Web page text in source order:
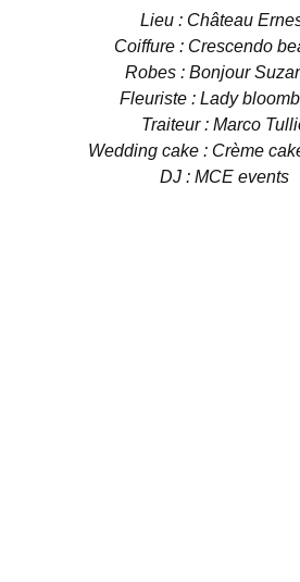
Lieu : Château
Coiffure : Crescendo
Robes : Bonjour
Fleuriste : Lady
Traiteur : Marco
Wedding cake : Crème
DJ : MCE events